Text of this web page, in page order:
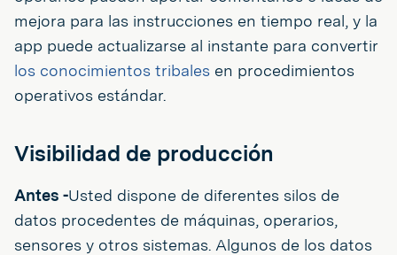
mejora para las instrucciones en tiempo real, y la
app puede actualizarse al instante para convertir
los conocimientos tribales en procedimientos
operativos estándar.
Visibilidad de producción
Antes -Usted dispone de diferentes silos de
datos procedentes de máquinas, operarios,
sensores y otros sistemas. Algunos de los datos